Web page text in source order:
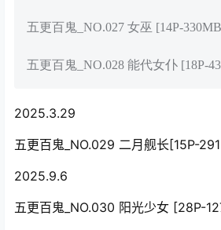
五更百鬼_NO.027 女巫 [14P-
五更百鬼_NO.028 能代女仆 [18P-
2025.3.29
五更百鬼_NO.029 二月舰长[15P-
2025.9.6
五更百鬼_NO.030 阳光少女 [28P-